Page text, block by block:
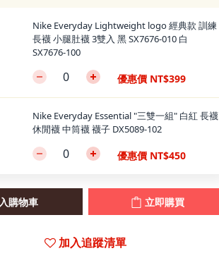
Nike Everyday Lightweight logo 經典款 訓練
長襪 小腿肚襪 3雙入 黑 SX7676-010 白
SX7676-100
優惠價 NT$399
Nike Everyday Essential "三雙一組" 白紅 長襪
休閒襪 中筒襪 襪子 DX5089-102
優惠價 NT$450
購物車 立即購買
加入追蹤清單